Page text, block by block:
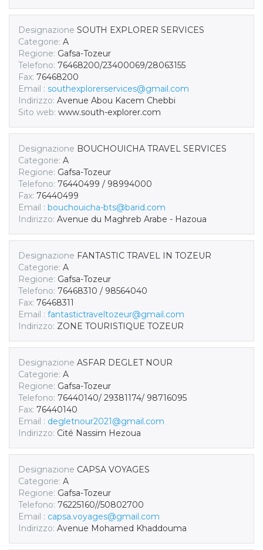
Designazione SOUTH EXPLORER SERVICES
Categorie: A
Regione: Gafsa-Tozeur
Telefono: 76468200/23400069/28063155
Fax: 76468200
Email : southexplorerservices@gmail.com
Indirizzo: Avenue Abou Kacem Chebbi
Sito web: www.south-explorer.com
Designazione BOUCHOUICHA TRAVEL SERVICES
Categorie: A
Regione: Gafsa-Tozeur
Telefono: 76440499 / 98994000
Fax: 76440499
Email : bouchouicha-bts@barid.com
Indirizzo: Avenue du Maghreb Arabe - Hazoua
Designazione FANTASTIC TRAVEL IN TOZEUR
Categorie: A
Regione: Gafsa-Tozeur
Telefono: 76468310 / 98564040
Fax: 76468311
Email : fantastictraveltozeur@gmail.com
Indirizzo: ZONE TOURISTIQUE TOZEUR
Designazione ASFAR DEGLET NOUR
Categorie: A
Regione: Gafsa-Tozeur
Telefono: 76440140/ 29381174/ 98716095
Fax: 76440140
Email : degletnour2021@gmail.com
Indirizzo: Cité Nassim Hezoua
Designazione CAPSA VOYAGES
Categorie: A
Regione: Gafsa-Tozeur
Telefono: 76225160//50802700
Email : capsa.voyages@gmail.com
Indirizzo: Avenue Mohamed Khaddouma